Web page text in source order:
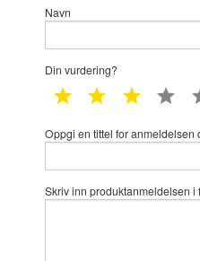
Navn
Din vurdering?
1 star 2 star 3 star 4
Oppgi en tittel for anmeldelsen
Skriv inn produktanmeldelsen i